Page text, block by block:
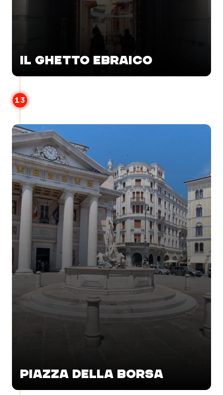
IL GHETTO EBRAICO
13
PIAZZA DELLA BORSA